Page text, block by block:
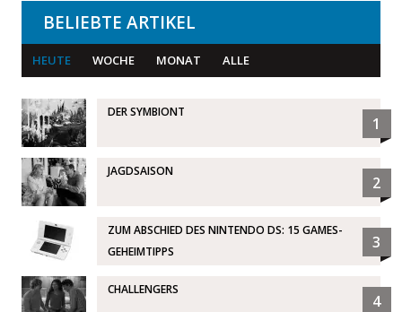
BELIEBTE ARTIKEL
HEUTE WOCHE MONAT ALLE
DER SYMBIONT
1
JAGDSAISON
2
ZUM ABSCHIED DES NINTENDO DS: 15 GAMES-
GEHEIMTIPPS
3
CHALLENGERS
4